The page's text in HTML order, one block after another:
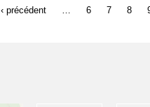
‹ précédent 6 7 8